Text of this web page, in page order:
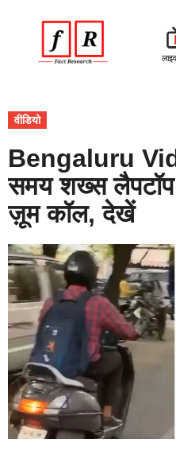
वीडियो
Bengaluru
समय शख्स
ज़ूम कॉल, देखें